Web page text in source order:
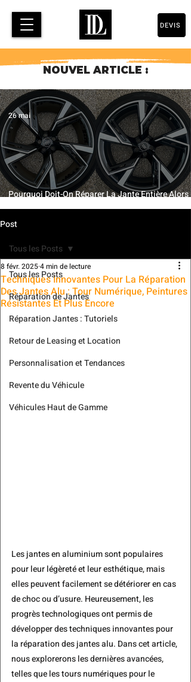
DEVIS
NOUVEL ARTICLE :
Pourquoi Doit-On Réparer La Jante Entière Alors
Qu’Une Petite Partie Est Abîmée ?
26 mai
Post
Tous les Posts
Réparation de Jantes
Réparation Jantes : Tutoriels
Retour de Leasing et Location
Personnalisation et Tendances
Revente du Véhicule
Véhicules Haut de Gamme
Tous les Posts
Techniques Innovantes Pour La Réparation
Des Jantes Alu : Tour Numérique, Peintures
Résistantes Et Plus Encore
8 févr. 20254 min de lecture
Les jantes en aluminium sont populaires
pour leur légèreté et leur esthétique, mais
elles peuvent facilement se détériorer en cas
de choc ou d’usure. Heureusement, les
progrès technologiques ont permis de
développer des techniques innovantes pour
la réparation des jantes alu. Dans cet article,
nous explorerons les dernières avancées,
telles que les tours numériques pour le